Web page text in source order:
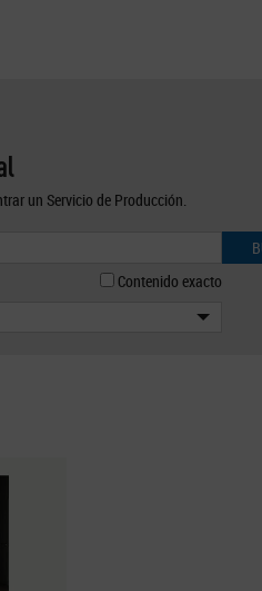
un Servicio de Producción.
Contenido exacto